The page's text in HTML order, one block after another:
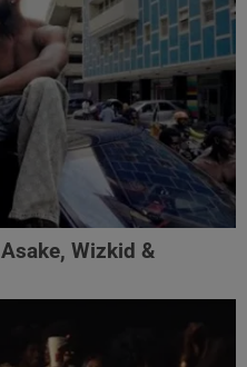
Wizkid &